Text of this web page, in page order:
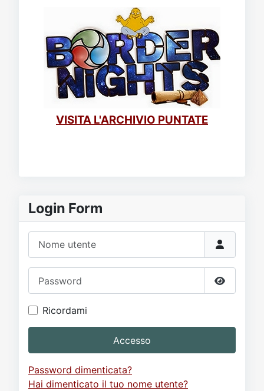
Login Form
Mostra
Ricordami
Accesso
Password dimenticata?
Hai dimenticato il tuo nome utente?
VISITA L'ARCHIVIO PUNTATE